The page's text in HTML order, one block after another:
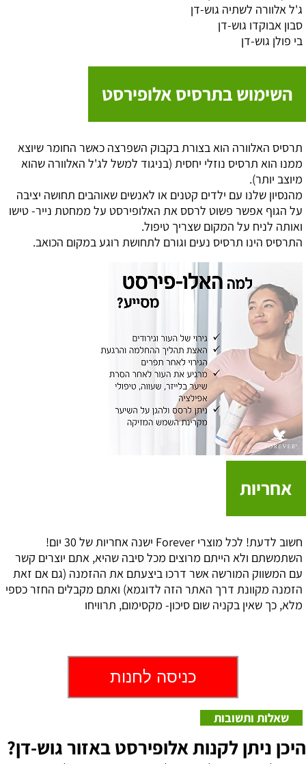
ג'ל אלוורה לשתיה גוש-דן
סבון אבוקדו גוש-דן
בי פולן גוש-דן
השימוש בתרסיס אלופירסט
תרסיס האלוורה הוא בצורת בקבוק השפרצה כאשר החומר שיוצא
ממנו הוא תרסיס נוזלי יחסית (בניגוד למשל לג'ל האלוורה שהוא
מיוצב יותר).
מהנסיון שלנו עם ילדים קטנים או לאנשים שאוהבים תחושה יציבה
על הגוף אפשר פשוט לרסס את האלופירסט על ממחטת נייר- טישו
ואותה לניח על המקום שצריך טיפול.
התרסיס הינו תרסיס נעים וגורם לתחושת רוגע במקום הכואב.
אחריות
חשוב לדעת! לכל מוצרי Forever ישנה אחריות של 30 יום!
השתמשתם ולא הייתם מרוצים מכל סיבה שהיא, אתם יוצרים קשר
עם המשווק המורשה אשר דרכו ביצעתם את ההזמנה (גם אם זאת
הזמנה מקוונת דרך האתר הזה לדוגמא) ואתם מקבלים החזר כספי
מלא, כך שאין בקניה שום סיכון- מקסימום, תרוויחו
כניסה לחנות
שאלות ותשובות
היכן ניתן לקנות אלופירסט באזור גוש-דן?